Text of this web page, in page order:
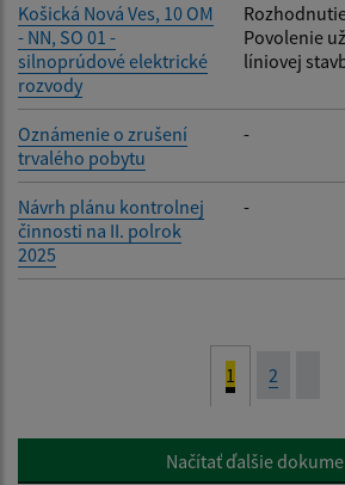
Košická Nová Ves, 10 OM
- NN, SO 01 -
silnoprúdové elektrické
rozvody
Povolenie
líniovej
Oznámenie o zrušení
trvalého pobytu
-
Návrh plánu kontrolnej
činnosti na II. polrok
2025
-
1 2
Načítať ďalšie